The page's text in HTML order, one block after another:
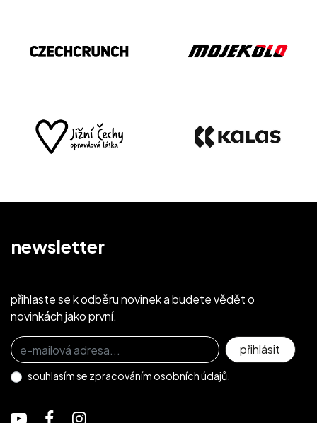
newsletter
přihlaste se k odběru novinek a budete vědět o
novinkách jako první.
Přihlaste se k odběru novinek
přihlásit
souhlasím se zpracováním osobních údajů.